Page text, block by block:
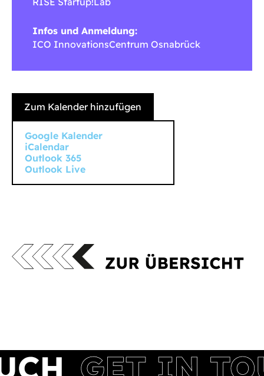
Infos und Anmeldung:
ICO InnovationsCentrum Osnabrück
Zum Kalender hinzufügen
Google Kalender
iCalendar
Outlook 365
Outlook Live